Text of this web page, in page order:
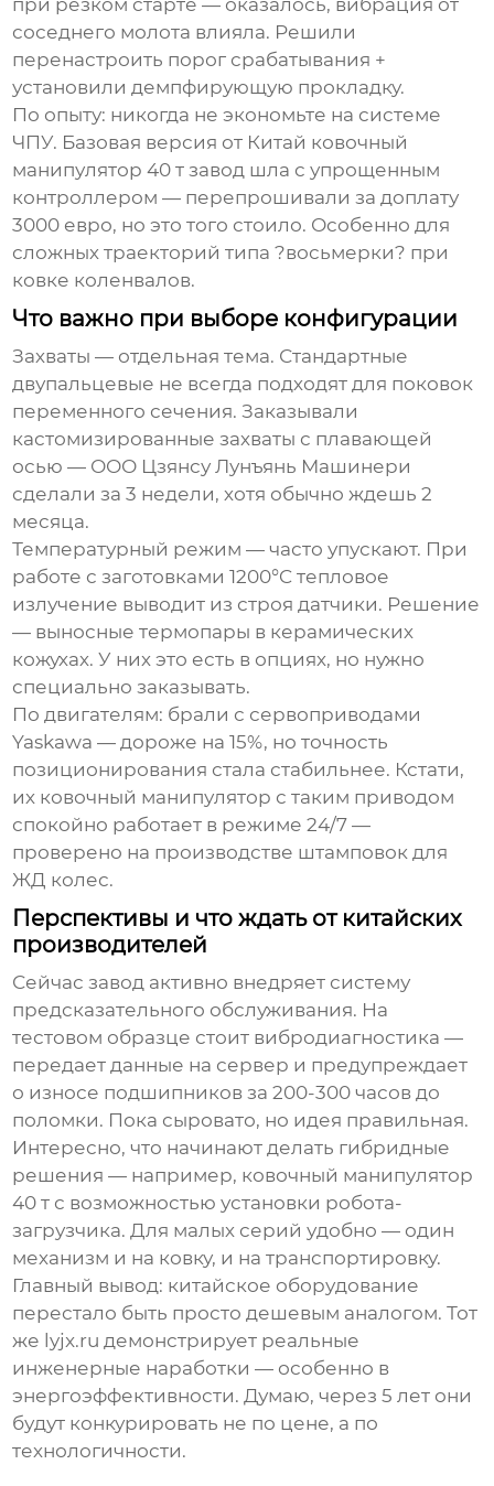
при резком старте — оказалось, вибрация от
соседнего молота влияла. Решили
перенастроить порог срабатывания +
установили демпфирующую прокладку.
По опыту: никогда не экономьте на системе
ЧПУ. Базовая версия от Китай ковочный
манипулятор 40 т завод шла с упрощенным
контроллером — перепрошивали за доплату
3000 евро, но это того стоило. Особенно для
сложных траекторий типа ?восьмерки? при
ковке коленвалов.
Что важно при выборе конфигурации
Захваты — отдельная тема. Стандартные
двупальцевые не всегда подходят для поковок
переменного сечения. Заказывали
кастомизированные захваты с плавающей
осью — ООО Цзянсу Лунъянь Машинери
сделали за 3 недели, хотя обычно ждешь 2
месяца.
Температурный режим — часто упускают. При
работе с заготовками 1200°C тепловое
излучение выводит из строя датчики. Решение
— выносные термопары в керамических
кожухах. У них это есть в опциях, но нужно
специально заказывать.
По двигателям: брали с сервоприводами
Yaskawa — дороже на 15%, но точность
позиционирования стала стабильнее. Кстати,
их ковочный манипулятор с таким приводом
спокойно работает в режиме 24/7 —
проверено на производстве штамповок для
ЖД колес.
Перспективы и что ждать от китайских
производителей
Сейчасзавод активно внедряет систему
предсказательного обслуживания. На
тестовом образце стоит вибродиагностика —
передает данные на сервер и предупреждает
о износе подшипников за 200-300 часов до
поломки. Пока сыровато, но идея правильная.
Интересно, что начинают делать гибридные
решения — например, ковочный манипулятор
40 т с возможностью установки робота-
загрузчика. Для малых серий удобно — один
механизм и на ковку, и на транспортировку.
Главный вывод: китайское оборудование
перестало быть просто дешевым аналогом. Тот
же lyjx.ru демонстрирует реальные
инженерные наработки — особенно в
энергоэффективности. Думаю, через 5 лет они
будут конкурировать не по цене, а по
технологичности.